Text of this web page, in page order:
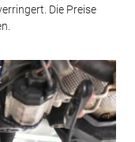
Die Preise